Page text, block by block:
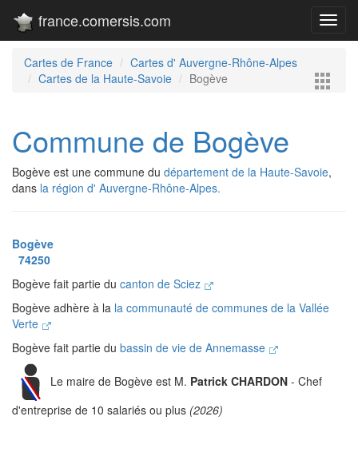
france.comersis.com
Cartes de France
Cartes d' Auvergne-Rhône-Alpes
Cartes de la Haute-Savoie
Bogève
Commune de Bogève
Bogève est une commune du département de la Haute-Savoie,
dans la région d' Auvergne-Rhône-Alpes.
Bogève
74250
Bogève fait partie du canton de Sciez
Bogève adhère à la la communauté de communes de la Vallée
Verte
Bogève fait partie du bassin de vie de Annemasse
Le maire de Bogève est M. Patrick CHARDON - Chef
d'entreprise de 10 salariés ou plus (2026)